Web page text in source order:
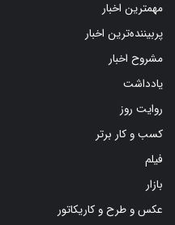
پربیننده‌ترین اخبار
مشروح اخبار
یادداشت
روایت روز
کسب و کار برتر
فیلم
بازار
عکس و طرح و کاریکاتور
پیوندها